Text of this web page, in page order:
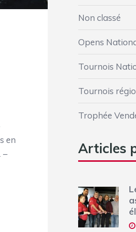
en
–
Non classé
Opens
Tournois
Tournois
Trophée
Articles